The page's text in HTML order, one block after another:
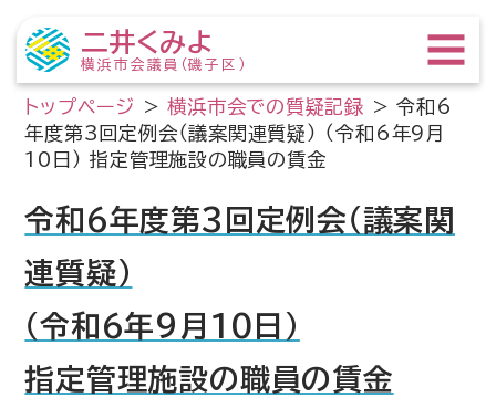
二井くみよ
横浜市会議員（磯子区）
トップページ >横浜市会での質疑記録 >令和6
年度第3回定例会（議案関連質疑） （令和6年9月
10日） 指定管理施設の職員の賃金
令和6年度第3回定例会（議案関
連質疑）
（令和6年9月10日）
指定管理施設の職員の賃金